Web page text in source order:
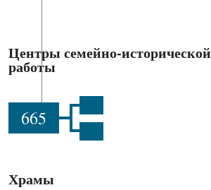
Центры семейно-исторической
работы
665
Храмы